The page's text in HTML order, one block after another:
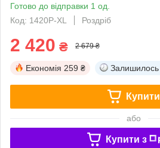
Готово до відправки 1 од.
Код: 1420P-XL
Роздріб
2 420 ₴ 2 679 ₴
Економія 259 ₴ Залишилось
Купити
або
Купити з